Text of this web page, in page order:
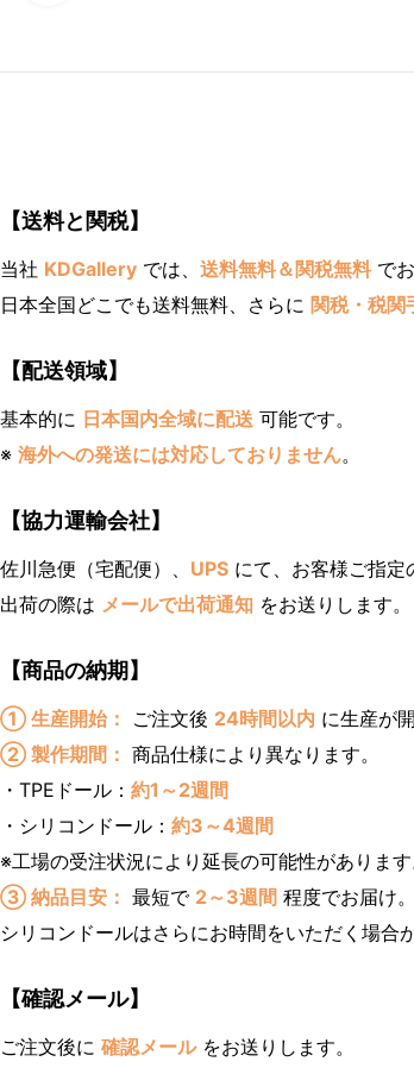
【送料と関税】
当社 KDGallery では、 送料無料＆関税無料でお
日本全国どこでも送料無料、さらに 関税・税関
【配送領域】
基本的に 日本国内全域に配送 可能です。
※ 海外への発送には対応しておりません。
【協力運輸会社】
佐川急便（宅配便）、 UPS にて、お客様ご指定
出荷の際は メールで出荷通知 をお送りします。
【商品の納期】
① 生産開始： ご注文後 24時間以内 に生産が
② 製作期間： 商品仕様により異なります。
・TPEドール： 約1～2週間
・シリコンドール： 約3～4週間
※工場の受注状況により延長の可能性があります
③ 納品目安： 最短で 2～3週間 程度でお届け。
シリコンドールはさらにお時間をいただく場合
【確認メール】
ご注文後に 確認メールをお送りします。